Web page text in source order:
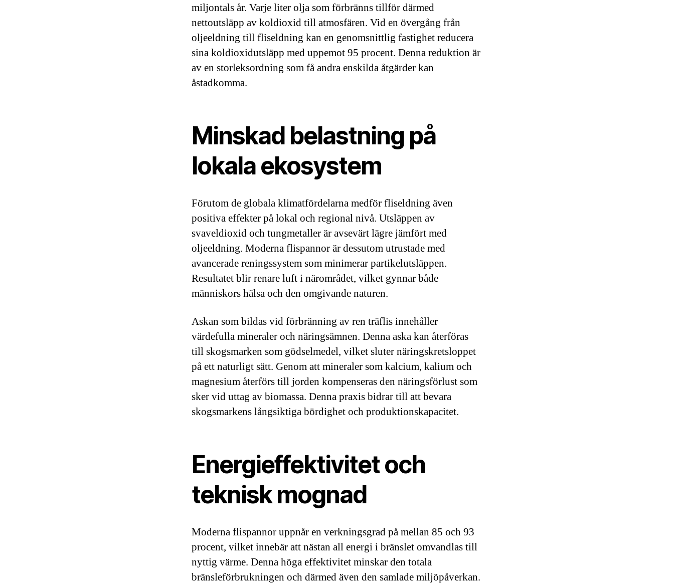
miljontals år. Varje liter olja som förbränns tillför därmed
nettoutsläpp av koldioxid till atmosfären. Vid en övergång från
oljeeldning till fliseldning kan en genomsnittlig fastighet reducera
sina koldioxidutsläpp med uppemot 95 procent. Denna reduktion är
av en storleksordning som få andra enskilda åtgärder kan
åstadkomma.
Minskad belastning på
lokala ekosystem
Förutom de globala klimatfördelarna medför fliseldning även
positiva effekter på lokal och regional nivå. Utsläppen av
svaveldioxid och tungmetaller är avsevärt lägre jämfört med
oljeeldning. Moderna flispannor är dessutom utrustade med
avancerade reningssystem som minimerar partikelutsläppen.
Resultatet blir renare luft i närområdet, vilket gynnar både
människors hälsa och den omgivande naturen.
Askan som bildas vid förbränning av ren träflis innehåller
värdefulla mineraler och näringsämnen. Denna aska kan återföras
till skogsmarken som gödselmedel, vilket sluter näringskretsloppet
på ett naturligt sätt. Genom att mineraler som kalcium, kalium och
magnesium återförs till jorden kompenseras den näringsförlust som
sker vid uttag av biomassa. Denna praxis bidrar till att bevara
skogsmarkens långsiktiga bördighet och produktionskapacitet.
Energieffektivitet och
teknisk mognad
Moderna flispannor uppnår en verkningsgrad på mellan 85 och 93
procent, vilket innebär att nästan all energi i bränslet omvandlas till
nyttig värme. Denna höga effektivitet minskar den totala
bränsleförbrukningen och därmed även den samlade miljöpåverkan.